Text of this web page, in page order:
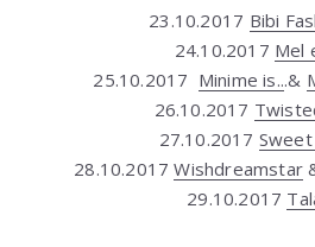
23.10.2017 Bibi
24.10.2017 Mel
25.10.2017 Minime is...&
26.10.2017
27.10.2017
28.10.2017Wishdreamstar
29.10.2017